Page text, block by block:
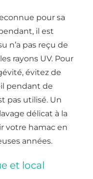
pour sa
il est
n’a pas reçu de
rayons UV. Pour
évitez de
pendant de
pas utilisé. Un
délicat à la
votre hamac en
années.
et local